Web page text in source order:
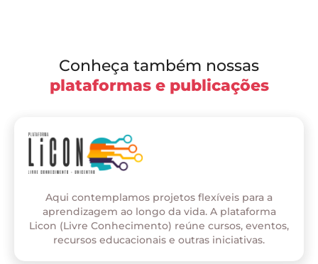
Conheça também nossas
plataformas e publicações
Aqui contemplamos projetos flexíveis para a
aprendizagem ao longo da vida. A plataforma
Licon (Livre Conhecimento) reúne cursos, eventos,
recursos educacionais e outras iniciativas.